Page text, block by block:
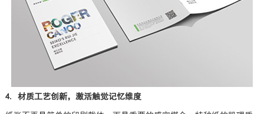
4. 材质工艺创新，激活触觉记忆维度